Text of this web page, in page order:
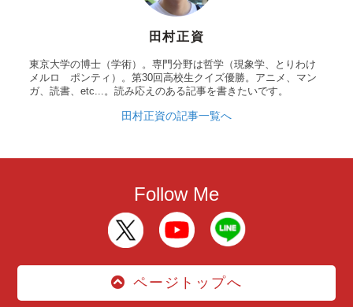
田村正資
東京大学の博士（学術）。専門分野は哲学（現象学、とりわけ
メルロ゠ポンティ）。第30回高校生クイズ優勝。アニメ、マン
ガ、読書、etc...。読み応えのある記事を書きたいです。
田村正資の記事一覧へ
Follow Me
ページトップへ